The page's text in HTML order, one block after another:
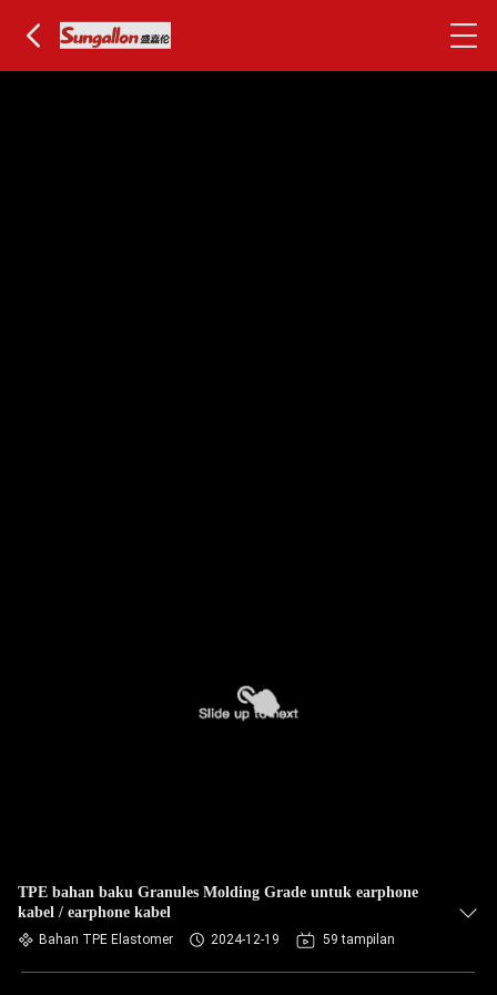
TPE bahan baku Granules Molding Grade untuk earphone
kabel / earphone kabel
Bahan TPE Elastomer 2024-12-19 59 tampilan